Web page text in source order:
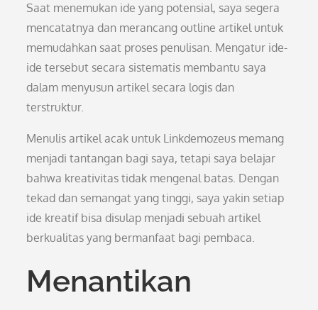
Saat menemukan ide yang potensial, saya segera
mencatatnya dan merancang outline artikel untuk
memudahkan saat proses penulisan. Mengatur ide-
ide tersebut secara sistematis membantu saya
dalam menyusun artikel secara logis dan
terstruktur.
Menulis artikel acak untuk Linkdemozeus memang
menjadi tantangan bagi saya, tetapi saya belajar
bahwa kreativitas tidak mengenal batas. Dengan
tekad dan semangat yang tinggi, saya yakin setiap
ide kreatif bisa disulap menjadi sebuah artikel
berkualitas yang bermanfaat bagi pembaca.
Menantikan